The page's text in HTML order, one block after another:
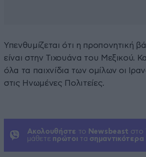
Υπενθυμίζεται ότι η προπονητική
είναι στην Τιχουάνα του Μεξικού.
όλα τα παιχνίδια των ομίλων οι
στις Ηνωμένες Πολιτείες.
Ακολουθήστε το Newsbeast στο
μάθετε πρώτοι τα σημαντικότερα